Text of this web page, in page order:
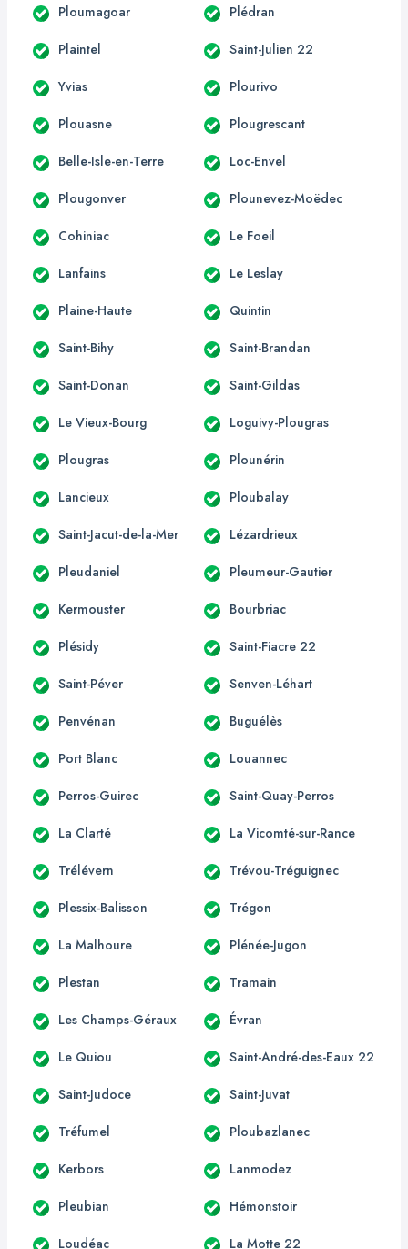
Ploumagoar Plédran
Plaintel Saint-Julien 22
Yvias Plourivo
Plouasne Plougrescant
Belle-Isle-en-Terre Loc-Envel
Plougonver Plounevez-Moëdec
Cohiniac Le Foeil
Lanfains Le Leslay
Plaine-Haute Quintin
Saint-Bihy Saint-Brandan
Saint-Donan Saint-Gildas
Le Vieux-Bourg Loguivy-Plougras
Plougras Plounérin
Lancieux Ploubalay
Saint-Jacut-de-la-Mer Lézardrieux
Pleudaniel Pleumeur-Gautier
Kermouster Bourbriac
Plésidy Saint-Fiacre 22
Saint-Péver Senven-Léhart
Penvénan Buguélès
Port Blanc Louannec
Perros-Guirec Saint-Quay-Perros
La Clarté La Vicomté-sur-Rance
Trélévern Trévou-Tréguignec
Plessix-Balisson Trégon
La Malhoure Plénée-Jugon
Plestan Tramain
Les Champs-Géraux Évran
Le Quiou Saint-André-des-Eaux 22
Saint-Judoce Saint-Juvat
Tréfumel Ploubazlanec
Kerbors Lanmodez
Pleubian Hémonstoir
Loudéac La Motte 22